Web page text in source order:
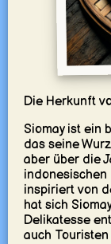
Die Herkunft
Siomay ist ein
das seine
aber über die
indonesischen
inspiriert von
hat sich
Delikatesse
auch